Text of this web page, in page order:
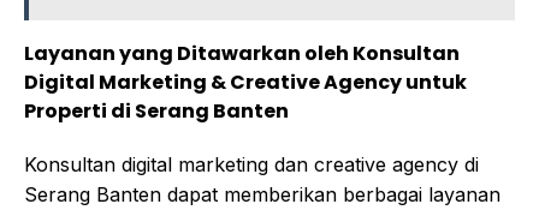
Layanan yang Ditawarkan oleh Konsultan
Digital Marketing & Creative Agency untuk
Properti di Serang Banten
Konsultan digital marketing dan creative agency di
Serang Banten dapat memberikan berbagai layanan